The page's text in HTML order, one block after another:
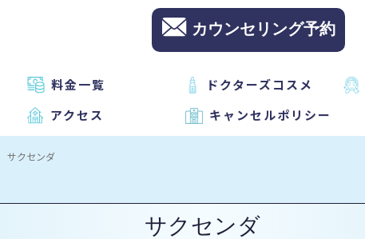
カウンセリング予約
料金一覧 ドクターズコスメ
アクセス キャンセルポリシー
サクセンダ
サクセンダ